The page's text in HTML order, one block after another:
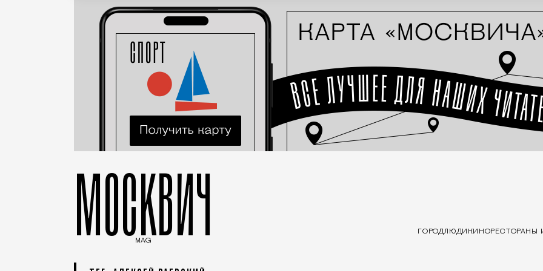
МОСКВИЧ
MAG
ГОРОДЛЮДИ КИНОРЕСТОРАНЫ